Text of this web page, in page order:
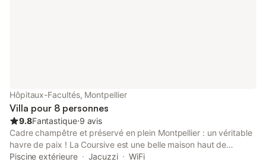
Hôpitaux-Facultés, Montpellier
Villa pour 8 personnes
9.8Fantastique⋅9 avis
Cadre champêtre et préservé en plein Montpellier : un véritable
havre de paix ! La Coursive est une belle maison haut de
gamme, récemment rénovée, située sur la colline de
Piscine extérieure Jacuzzi
WiFi